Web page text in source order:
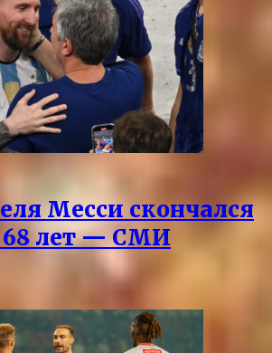
Месси скончался
68 лет — СМИ